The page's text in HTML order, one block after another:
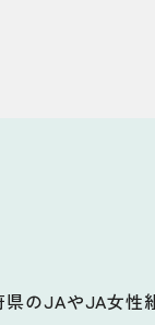
のJAやJA女